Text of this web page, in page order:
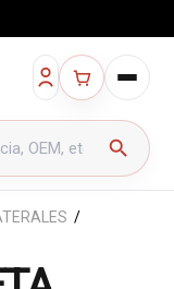
search